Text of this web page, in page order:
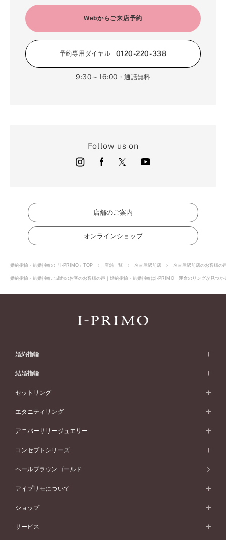
Webからご来店予約
予約専用ダイヤル 0120-220-338
9:30～16:00 ・通話無料
Follow us on
店舗のご案内
オンラインショップ
婚約指輪・結婚指輪の「I-PRIMO」TOP 店舗一覧 名古屋駅前店 名古屋駅前店のお客様の
婚約指輪・結婚指輪ご成約のお客のお客様の声｜婚約指輪・結婚指輪はI-PRIMO 運命のリングが見つ
婚約指輪
婚約指輪 (エンゲージリング)
婚約指輪一覧
ピンクゴールド
ペールブラウンゴールド
ウェーブライン
V字ライン
ワンサイドメレ
ダブルサイドメレ
シンプル
フェミニン
モード
50万円台～
40万円台～
30万円台～
婚約指輪 人気ランキング
婚約ネックレス
結婚指輪
結婚指輪 (マリッジリング)
結婚指輪一覧
ピンクゴールド
ペールブラウンゴールド
ウェーブライン
V字ライン
ワンメレ
セベラルメレ
シンプル
フェミニン
モード
50万円～
40万円～50万円
セットリング
セットリング
セットリング一覧
ピンクゴールド
ペールブラウンゴールド
エタニティリング
エタニティリング
エタニティリング一覧
ピンクゴールド
ペールブラウンゴールド
アニバーサリージュエリー
アニバーサリージュエリー
アニバーサリージュエリー一覧
ファッションリング
ブレスレット
コンセプトシリーズ
コンセプトシリーズ
オリジンビリーフ
エトワル
ペールブラウンゴールド
アイプリモについて
アイプリモについて
パーソナルハンド診断
ショップ
店舗一覧
サービス